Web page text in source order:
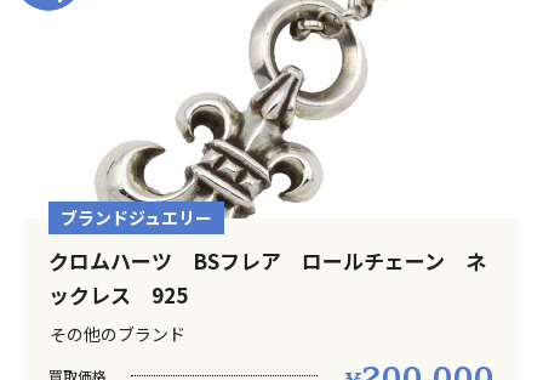
ブランドジュエリー
クロムハーツ BSフレア ロールチェーン ネ
ックレス 925
その他のブランド
買取価格